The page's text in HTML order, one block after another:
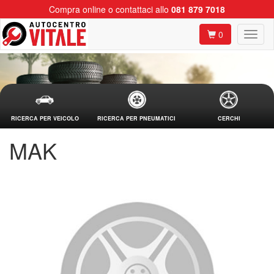
Compra online o contattaci allo 081 879 7018
0
RICERCA PER VEICOLO RICERCA PER PNEUMATICI CERCHI
MAK